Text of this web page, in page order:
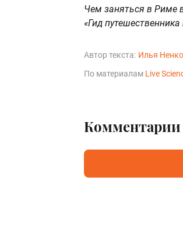
Чем заняться в Риме
«Гид
Автор текста: Илья Ненко
По материалам Live
Комментарии